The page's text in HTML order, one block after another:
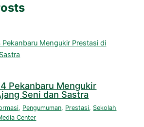
Pekanbaru Mengukir
Seni dan Sastra
, Pengumuman, Prestasi, Sekolah
Center